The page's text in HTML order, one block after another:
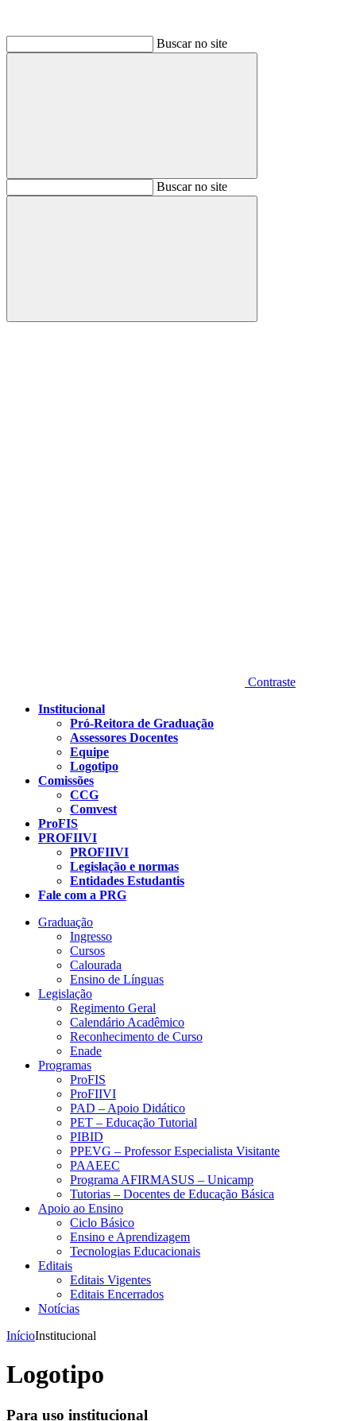
Buscar no site
BuscarBuscar no site
Buscar
Contraste
Institucional
Pró-Reitora de Graduação
Assessores Docentes
Equipe
Logotipo
Comissões
CCG
Comvest
ProFIS
PROFIIVI
PROFIIVI
Legislação e normas
Entidades Estudantis
Fale com a PRG
Graduação
Ingresso
Cursos
Calourada
Ensino de Línguas
Legislação
Regimento Geral
Calendário Acadêmico
Reconhecimento de Curso
Enade
Programas
ProFIS
ProFIIVI
PAD – Apoio Didático
PET – Educação Tutorial
PIBID
PPEVG – Professor Especialista Visitante
PAAEEC
Programa AFIRMASUS – Unicamp
Tutorias – Docentes de Educação Básica
Apoio ao Ensino
Ciclo Básico
Ensino e Aprendizagem
Tecnologias Educacionais
Editais
Editais Vigentes
Editais Encerrados
Notícias
InícioInstitucional
Logotipo
Para uso institucional